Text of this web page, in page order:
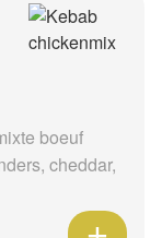
boeuf
cheddar,